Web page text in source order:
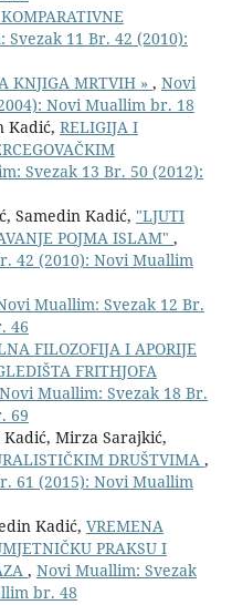
11 Br. 42 (2010):
KNJIGA MRTVIH » , Novi
Novi Muallim br. 18
Kadić, RELIGIJA I
Svezak 13 Br. 50 (2012):
Samedin Kadić, "LJUTI
POJMA ISLAM" ,
42 (2010): Novi Muallim
Muallim: Svezak 12 Br.
46
FILOZOFIJA I APORIJE
FRITHJOFA
Novi Muallim: Svezak 18 Br.
69
Mirza Sarajkić,
DRUŠTVIMA ,
61 (2015): Novi Muallim
Kadić, VREMENA
PRAKSU I
, Novi Muallim: Svezak
br. 48